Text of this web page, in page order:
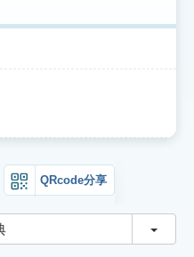
QRcode分享
切換